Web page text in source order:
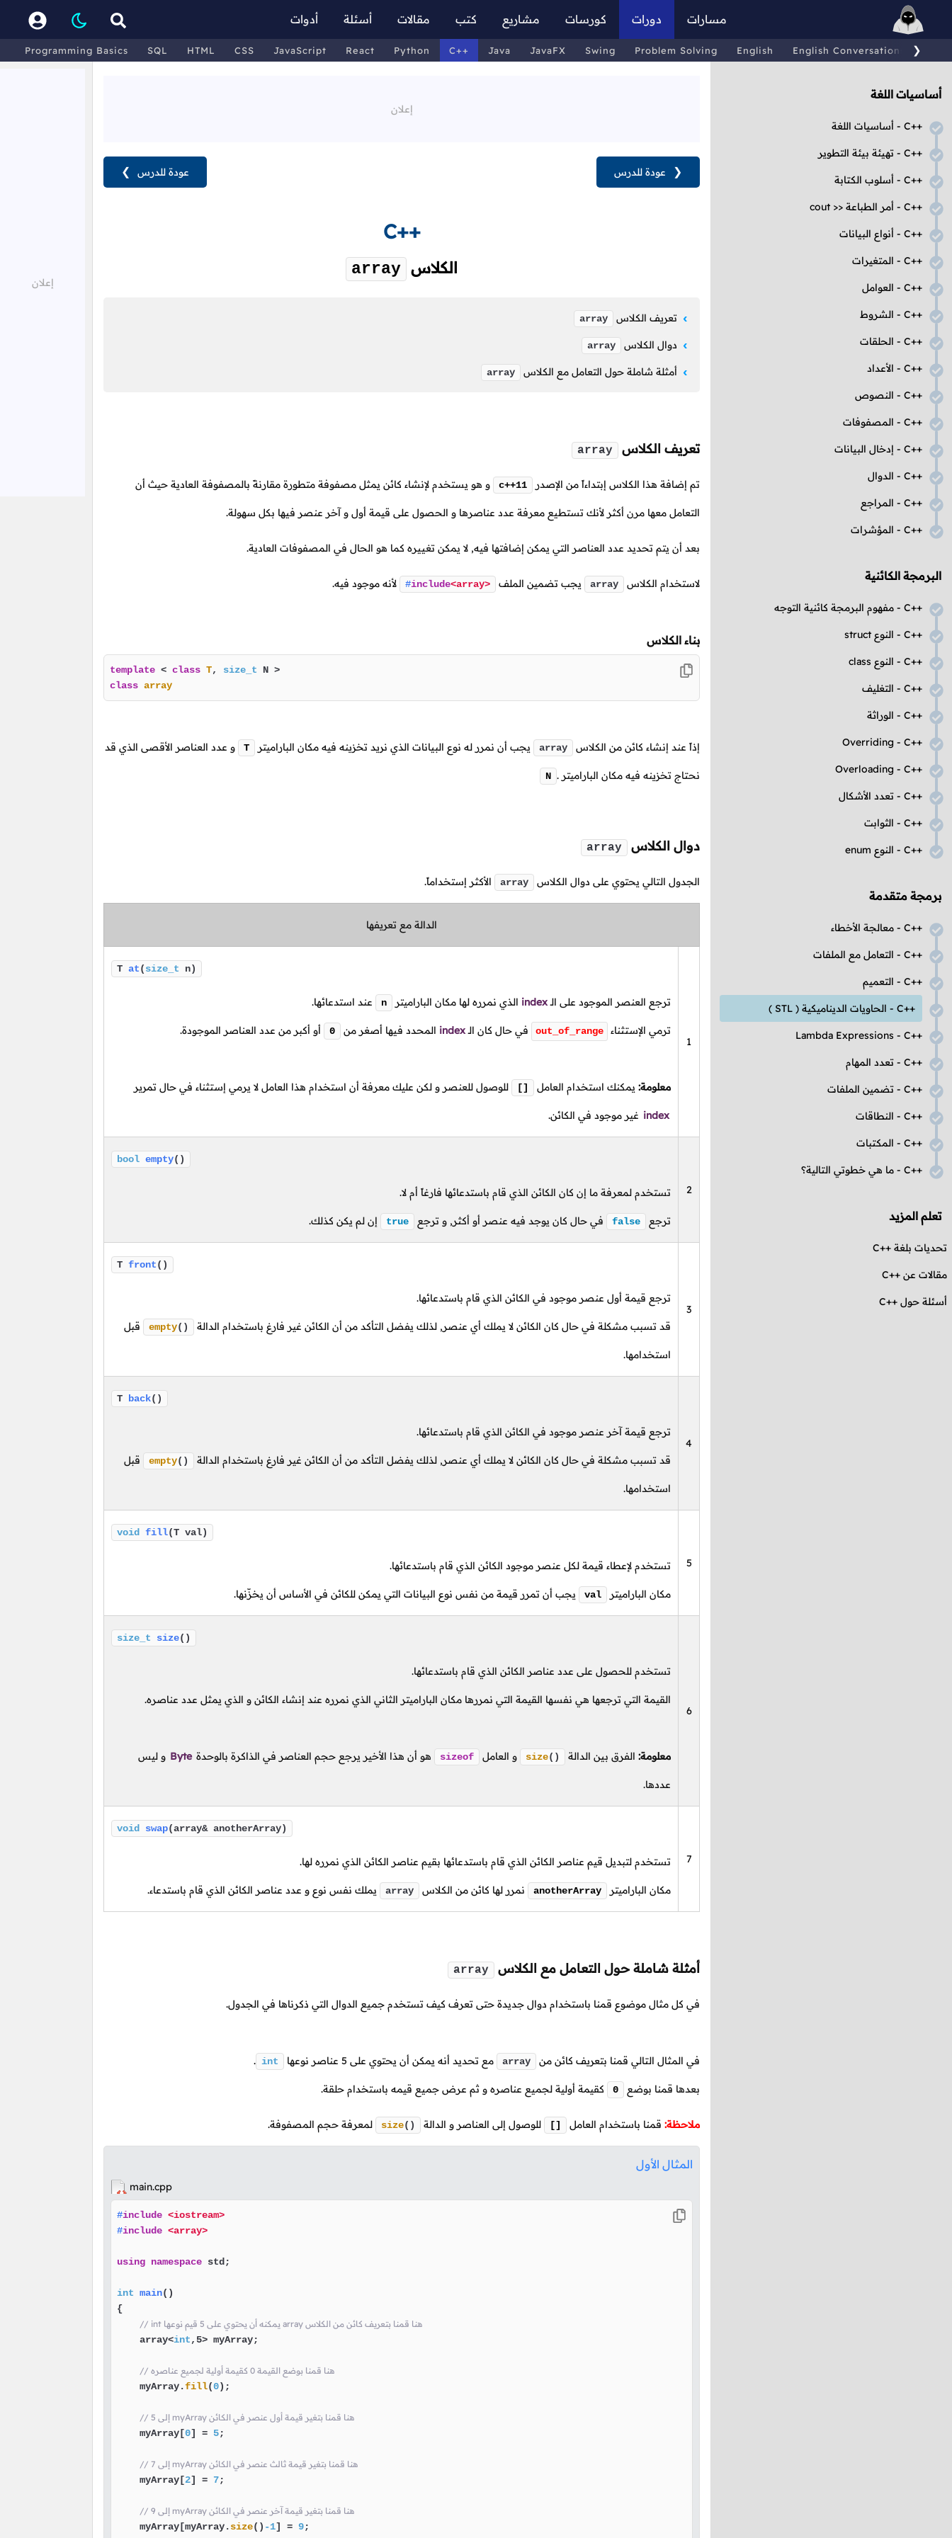
مسارات دورات كورسات مشاريع كتب مقالات أسئلة أدوات
Programming Basics SQL HTML CSS JavaScript React Python C++ Java JavaFX Swing Problem Solving English English Conversations ❯
أساسيات اللغة
C++ - أساسيات اللغة
C++ - تهيئة بيئة التطوير
C++ - أسلوب الكتابة
C++ - أمر الطباعة cout >>
C++ - أنواع البيانات
C++ - المتغيرات
C++ - العوامل
C++ - الشروط
C++ - الحلقات
C++ - الأعداد
C++ - النصوص
C++ - المصفوفات
C++ - إدخال البيانات
C++ - الدوال
C++ - المراجع
C++ - المؤشرات
البرمجة الكائنية
C++ - مفهوم البرمجة كائنية التوجه
C++ - النوع struct
C++ - النوع class
C++ - التغليف
C++ - الوراثة
C++
-
Overriding
C++
-
Overloading
C++ - تعدد الأشكال
C++ - الثوابت
C++ - النوع enum
برمجة متقدمة
C++ - معالجة الأخطاء
C++ - التعامل مع الملفات
C++ - التعميم
C++ - الحاويات الديناميكية ( STL
)
C++
-
Lambda Expressions
C++ - تعدد المهام
C++ - تضمين الملفات
C++ - النطاقات
C++ - المكتبات
C++ - ما هي خطوتي التالية؟
تعلم المزيد
تحديات بلغة C++
مقالات عن C++
أسئلة حول ++C
عودة للدرس ❯ ❮ عودة للدرس
C++
الكلاس array
تعريف الكلاس array
دوال الكلاس array
أمثلة شاملة حول التعامل مع الكلاس array
تعريف الكلاس array
تم إضافة هذا الكلاس إبتداءاً من الإصدر c++11 و هو يستخدم لإنشاء كائن يمثل مصفوفة متطورة مقارنةً بالمصفوفة العادية حيث أن
التعامل معها مرن أكثر لأنك تستطيع معرفة عدد عناصرها و الحصول على قيمة أول و آخر عنصر فيها بكل سهولة.
بعد أن يتم تحديد عدد العناصر التي يمكن إضافتها فيه, لا يمكن تغييره كما هو الحال في المصفوفات العادية.
لاستخدام الكلاس array يجب تضمين الملف #include<array> لأنه موجود فيه.
بناء الكلاس
template < class T, size_t
class array
إذاً عند إنشاء كائن من الكلاس array يجب أن نمرر له نوع البيانات الذي نريد تخزينه فيه مكان الباراميتر T و عدد العناصر الأقصى الذي قد
نحتاج تخزينه فيه مكان الباراميتر .
N
دوال الكلاس array
الجدول التالي يحتوي على دوال الكلاس array الأكثر إستخداماً.
الدالة مع تعريفها
1
T at(size_t n)
ترجع العنصر الموجود على الـindex الذي نمرره لها مكان الباراميتر n عند استدعائها.
ترمي الإستثناء out_of_range في حال كان الـindex المحدد فيها أصغر من 0 أو أكبر من عدد العناصر الموجودة.
معلومة: يمكنك استخدام العامل [] للوصول للعنصر و لكن عليك معرفة أن استخدام هذا العامل لا يرمي إستثناء في حال تمرير
index غير موجود في الكائن.
2
bool empty()
تستخدم لمعرفة ما إن كان الكائن الذي قام باستدعائها فارغاً أم لا.
ترجع false في حال كان يوجد فيه عنصر أو أكثر, و ترجع true إن لم يكن كذلك.
3
T front()
ترجع قيمة أول عنصر موجود في الكائن الذي قام باستدعائها.
قد تسبب مشكلة في حال كان الكائن لا يملك أي عنصر, لذلك يفضل التأكد من أن الكائن غير فارغ باستخدام الدالة empty() قبل
استخدامها.
4
T back()
ترجع قيمة آخر عنصر موجود في الكائن الذي قام باستدعائها.
قد تسبب مشكلة في حال كان الكائن لا يملك أي عنصر, لذلك يفضل التأكد من أن الكائن غير فارغ باستخدام الدالة empty() قبل
استخدامها.
5
void fill(T val)
تستخدم لإعطاء قيمة لكل عنصر موجود الكائن الذي قام باستدعائها.
مكان الباراميتر val يجب أن تمرر قيمة من نفس نوع البيانات التي يمكن للكائن في الأساس أن يخزّنها.
6
size_t size()
تستخدم للحصول على عدد عناصر الكائن الذي قام باستدعائها.
القيمة التي ترجعها هي نفسها القيمة التي نمررها مكان الباراميتر الثاني الذي نمرره عند إنشاء الكائن و الذي يمثل عدد عناصره.
معلومة: الفرق بين الدالة size() و العامل sizeof هو أن هذا الأخير يرجع حجم العناصر في الذاكرة بالوحدة Byte و ليس
عددها.
7
void swap(array& anotherArray)
تستخدم لتبديل قيم عناصر الكائن الذي قام باستدعائها بقيم عناصر الكائن الذي نمرره لها.
مكان الباراميتر anotherArray نمرر لها كائن من الكلاس array يملك نفس نوع و عدد عناصر الكائن الذي قام باستدعاء.
أمثلة شاملة حول التعامل مع الكلاس array
في كل مثال موضوع قمنا باستخدام دوال جديدة حتى تعرف كيف تستخدم جميع الدوال التي ذكرناها في الجدول.
في المثال التالي قمنا بتعريف كائن من array مع تحديد أنه يمكن أن يحتوي على 5 عناصر نوعها int
.
بعدها قمنا بوضع 0 كقيمة أولية لجميع عناصره و ثم عرض جميع قيمه باستخدام حلقة.
ملاحظة: قمنا باستخدام العامل [] للوصول إلى العناصر و الدالة size() لمعرفة حجم المصفوفة.
المثال الأول
main.cpp
#include <iostream>
#include <array>
using namespace std;
int main()
{
// int يمكنه أن يحتوي على 5 قيم نوعها array هنا قمنا بتعريف كائن من الكلاس
    array<
int,5> myArray;
// هنا قمنا بوضع القيمة 0 كقيمة أولية لجميع عناصره
    myArray.
fill(0);
// إلى 5 myArray هنا قمنا بتغير قيمة أول عنصر في الكائن
    myArray[
0] = 5;
// إلى 7 myArray هنا قمنا بتغير قيمة ثالث عنصر في الكائن
    myArray[
2] = 7;
// إلى 9 myArray هنا قمنا بتغير قيمة آخر عنصر في الكائن
    myArray[myArray.
size() -1] = 9;